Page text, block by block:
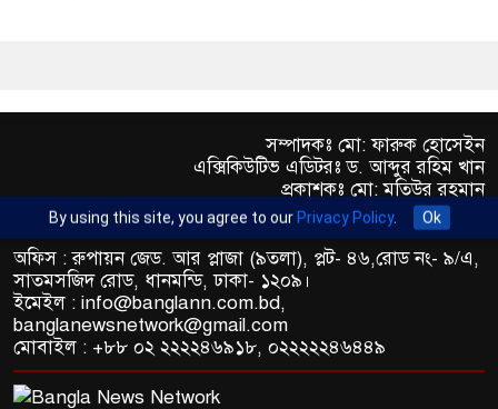
সম্পাদকঃ মো: ফারুক হোসেইন
এক্সিকিউটিভ এডিটরঃ ড. আব্দুর রহিম খান
প্রকাশকঃ মো: মতিউর রহমান
অফিস : রুপায়ন জেড. আর প্লাজা (৯তলা), প্লট- ৪৬,রোড নং- ৯/এ,
সাতমসজিদ রোড, ধানমন্ডি, ঢাকা- ১২০৯।
ইমেইল : info@banglann.com.bd,
banglanewsnetwork@gmail.com
মোবাইল : +৮৮ ০২ ২২২২৪৬৯১৮, ০২২২২২৪৬৪৪৯
By using this site, you agree to our Privacy Policy. Ok